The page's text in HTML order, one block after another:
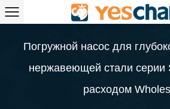
Погружной насос для
нержавеющей стали серии
расходом